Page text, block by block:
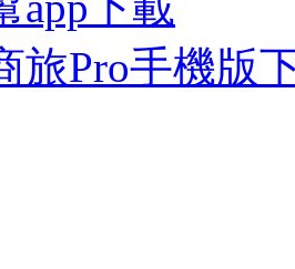
旅Pro手機版